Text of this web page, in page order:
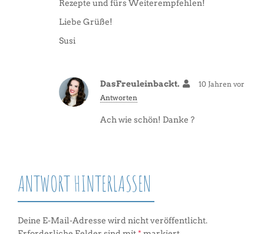
Rezepte und fürs Weiterempfehlen!
Liebe Grüße!
Susi
DasFreuleinbackt.
10 Jahren vor
Antworten
Ach wie schön! Danke ?
ANTWORT HINTERLASSEN
Deine E-Mail-Adresse wird nicht veröffentlicht.